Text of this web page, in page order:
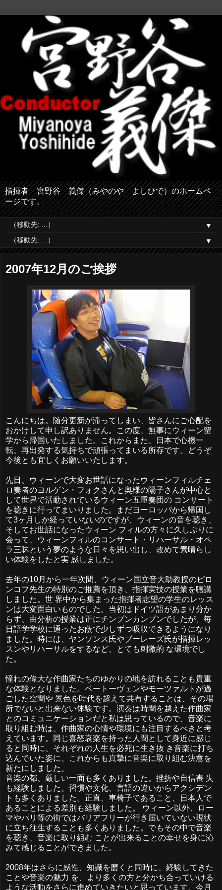
指揮者 宮野谷 義傑（みやのや よしひで）のホームペ
ージです。
▼
▼
2007年12月のご挨拶
こんにちは。随分更新が滞ってしまい、皆さんにご心配を
おかけして申し訳ありません。この度、無事にウィーン留
学から帰国いたしました。これからまた、日本で心機一
転、再出発する気持ちで頑張ってまいる所存です。どうぞ
今後とも宜しくお願いいたします。
先日、ウィーンで大変お世話になったウィーンフィルチェ
ロ奏者のヨルゲン・フォクさんと奥様の陽子さんが中心と
して世界で活動されているウィーン五重奏団の コンサート
を聴きに行ってまいりました。まだヨーロッパから帰国し
て3ヶ月しか経っていないのですが、ウィーンの音を聴き、
そしてお世話になったウィーン フィルの方々に久しぶりに
会って、ウィーンフィルのコンサート・リハーサル・オペ
ラ三昧という夢のような日々を思い出し、改めて素晴らし
い体験をしたと実 感しました。
去年の10月から一年次間、ウィーン国立音大助教授のピロ
ンコフ先生の特別のご推薦を頂き、指揮実技の授業を聴講
しました。世 界中から集まった指揮者志望の学生のレッス
ンは大変面白いものでした。当初はドイツ語があまり分か
らず、曲分析の授業は正にチンプンカンプンでしたが、毎
日語学学校に通ったお蔭で少しずつ吸収できるようになり
ました。時には、ヤンソンス氏やブーレーズ氏が指揮レッ
スンやリハーサルをするなど、とても刺激的 な環境でし
た。
憧れの偉大な作曲家たちのゆかりの地を訪れることも貴重
な体験となりました。ベートーヴェンやモーツァルトが過
ごした空間や 景色を時代を超えて共有することは、その場
所でないと出来ない体験です。演奏は時間を越えた作曲家
とのコミュニケーションだと私は思っているので、音楽に
取り組む時は、作曲家の心情や環境にも注目するべきと考
えています。同じ喜怒哀楽を持った人間として身近に感じ
ると同時に、それぞれの人生を必死に生き抜 き音楽に打ち
込んでいた姿に、これからも真摯に音楽に取り組む決意を
新たにしました。
音楽の都、厳しい一面も多くありました。挫折や自信喪 失
も経験しました。習慣や文化、言語の違いからアクシデン
トも多くありました。正直、車椅子であること、日本人で
あることによる差別も経験しました。 ウィーン以外、ロー
マやパリ等の街ではバリアフリーが行き届いていない現状
に立ち往生することも多くありました。でもその中で音楽
を聴き、音楽に取り組む ことが出来ることの幸せを身に沁
みて感じることができました。
2008年はさらに感性、知識を磨くと同時に、経験してきた
ことや音楽の魅力 を、より多くの方と分かち合っていける
ような活動をさらに進めていきたいと思っています。今月